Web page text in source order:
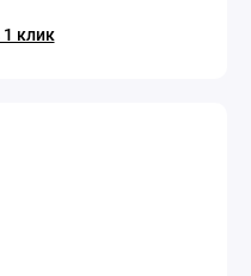
1 клик